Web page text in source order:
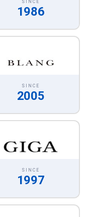
1986
SINCE
2005
SINCE
1997
SINCE